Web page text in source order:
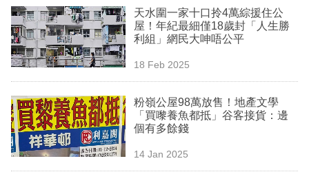
區
天水圍一家十口拎4萬綜援住公
屋！年紀最細僅18歲封「人生勝
利組」網民大呻唔公平
18 Feb 2025
粉嶺公屋98萬放售！地產文學
「買嚟養魚都抵」谷客接貨：邊
個有多餘錢
14 Jan 2025